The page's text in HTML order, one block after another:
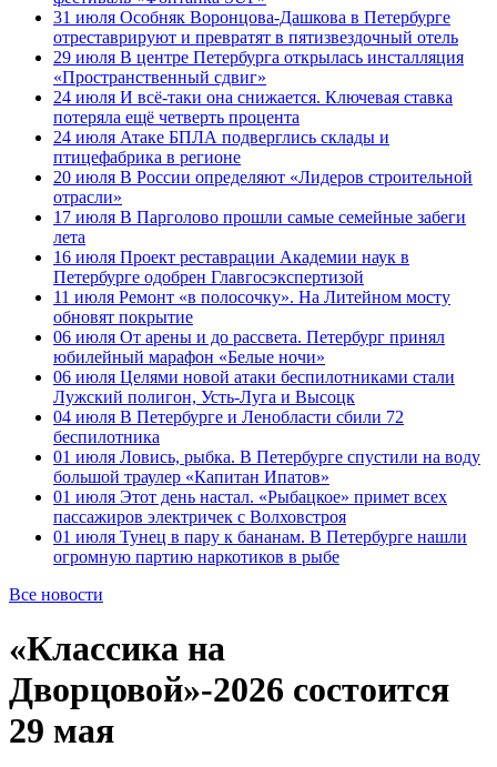
31 июля Особняк Воронцова-Дашкова в Петербурге
отреставрируют и превратят в пятизвездочный отель
29 июля В центре Петербурга открылась инсталляция
«Пространственный сдвиг»
24 июля И всё-таки она снижается. Ключевая ставка
потеряла ещё четверть процента
24 июля Атаке БПЛА подверглись склады и
птицефабрика в регионе
20 июля В России определяют «Лидеров строительной
отрасли»
17 июля В Парголово прошли самые семейные забеги
лета
16 июля Проект реставрации Академии наук в
Петербурге одобрен Главгосэкспертизой
11 июля Ремонт «в полосочку». На Литейном мосту
обновят покрытие
06 июля От арены и до рассвета. Петербург принял
юбилейный марафон «Белые ночи»
06 июля Целями новой атаки беспилотниками стали
Лужский полигон, Усть-Луга и Высоцк
04 июля В Петербурге и Ленобласти сбили 72
беспилотника
01 июля Ловись, рыбка. В Петербурге спустили на воду
большой траулер «Капитан Ипатов»
01 июля Этот день настал. «Рыбацкое» примет всех
пассажиров электричек с Волховстроя
01 июля Тунец в пару к бананам. В Петербурге нашли
огромную партию наркотиков в рыбе
Все новости
«Классика на
Дворцовой»-2026 состоится
29 мая